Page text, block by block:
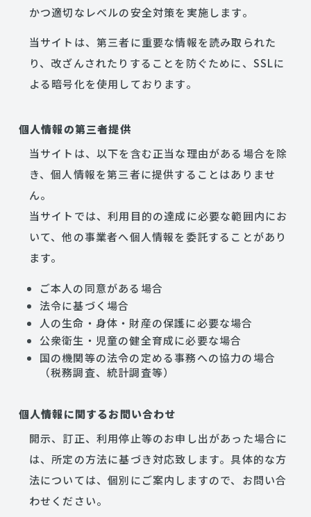
かつ適切なレベルの安全対策を実施します。
当サイトは、第三者に重要な情報を読み取られた
り、改ざんされたりすることを防ぐために、SSLに
よる暗号化を使用しております。
個人情報の第三者提供
当サイトは、以下を含む正当な理由がある場合を除
き、個人情報を第三者に提供することはありませ
ん。
当サイトでは、利用目的の達成に必要な範囲内にお
いて、他の事業者へ個人情報を委託することがあり
ます。
ご本人の同意がある場合
法令に基づく場合
人の生命・身体・財産の保護に必要な場合
公衆衛生・児童の健全育成に必要な場合
国の機関等の法令の定める事務への協力の場合
（税務調査、統計調査等）
個人情報に関するお問い合わせ
開示、訂正、利用停止等のお申し出があった場合に
は、所定の方法に基づき対応致します。具体的な方
法については、個別にご案内しますので、お問い合
わせください。